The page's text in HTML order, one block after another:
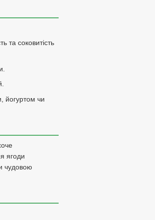
та соковитість
йогуртом чи
ягоди
чудовою